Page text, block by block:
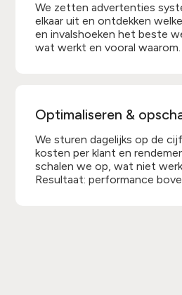
We zetten advertenties
elkaar uit en ontdekken
en invalshoeken het beste
wat werkt en vooral waarom.
Optimaliseren &
We sturen dagelijks op de
kosten per klant en
schalen we op, wat niet
Resultaat: performance